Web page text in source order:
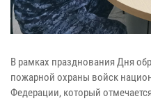
В рамках празднования Дня
пожарной охраны войск
Федерации, который